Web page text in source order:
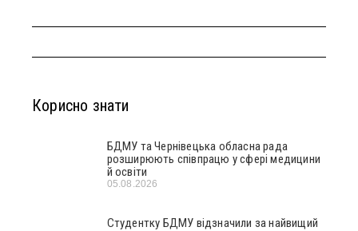
Корисно знати
БДМУ та Чернівецька обласна рада
розширюють співпрацю у сфері медицини
й освіти
05.08.2026
Студентку БДМУ відзначили за найвищий